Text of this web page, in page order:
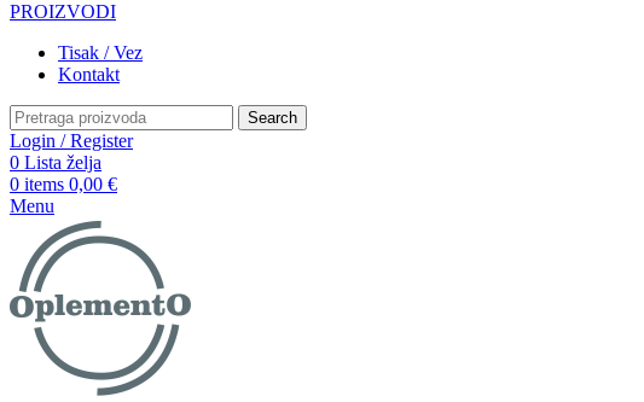
PROIZVODI
Tisak / Vez
Kontakt
Search
Login / Register
0 Lista želja
0 items 0,00 €
Menu